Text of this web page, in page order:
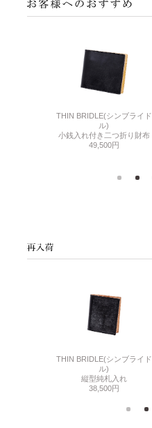
THIN BRIDLE(シンブライド
ル)
小銭入れ付き二つ折り財布
49,500円
THIN BRIDLE(シンブライド
ル)
縦型純札入れ
38,500円